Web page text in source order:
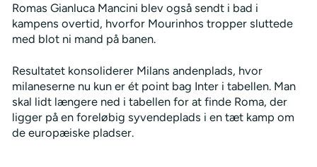
Romas Gianluca Mancini blev også sendt i bad i
kampens overtid, hvorfor Mourinhos tropper sluttede
med blot ni mand på banen.
Resultatet konsoliderer Milans andenplads, hvor
milaneserne nu kun er ét point bag Inter i tabellen. Man
skal lidt længere ned i tabellen for at finde Roma, der
ligger på en foreløbig syvendeplads i en tæt kamp om
de europæiske pladser.